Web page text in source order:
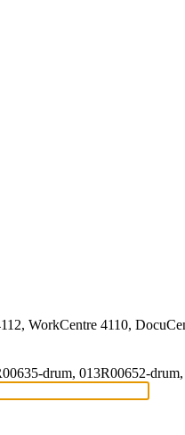
WorkCentre 4110,
drum, 013R00652-